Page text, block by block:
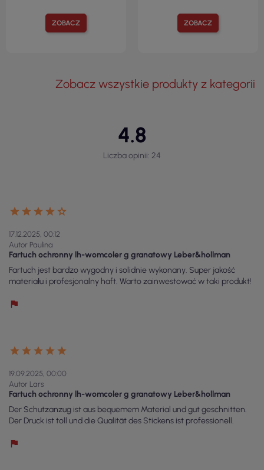
ZOBACZ ZOBACZ
Zobacz wszystkie produkty z kategorii
4.8
Liczba opinii: 24
17.12.2025, 00:12
Autor Paulina
Fartuch ochronny lh-womcoler g granatowy Leber&hollman
Fartuch jest bardzo wygodny i solidnie wykonany. Super jakość
materiału i profesjonalny haft. Warto zainwestować w taki produkt!
19.09.2025, 00:00
Autor Lars
Fartuch ochronny lh-womcoler g granatowy Leber&hollman
Der Schutzanzug ist aus bequemem Material und gut geschnitten.
Der Druck ist toll und die Qualität des Stickens ist professionell.